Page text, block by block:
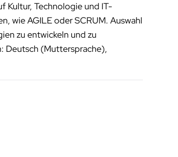
Kultur, Technologie und IT-
wie AGILE oder SCRUM. Auswahl
zu entwickeln und zu
Deutsch (Muttersprache),